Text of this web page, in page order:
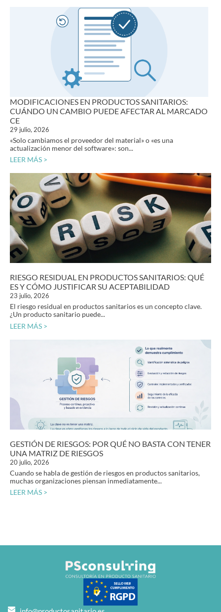
MODIFICACIONES EN PRODUCTOS SANITARIOS:
CUÁNDO UN CAMBIO PUEDE AFECTAR AL MARCADO
CE
29 julio, 2026
«Solo cambiamos el proveedor del material» o «es una
actualización menor del software»: son...
LEER MÁS >
RIESGO RESIDUAL EN PRODUCTOS SANITARIOS: QUÉ
ES Y CÓMO JUSTIFICAR SU ACEPTABILIDAD
23 julio, 2026
El riesgo residual en productos sanitarios es un concepto clave.
¿Un producto sanitario puede...
LEER MÁS >
GESTIÓN DE RIESGOS: POR QUÉ NO BASTA CON TENER
UNA MATRIZ DE RIESGOS
20 julio, 2026
Cuando se habla de gestión de riesgos en productos sanitarios,
muchas organizaciones piensan inmediatamente...
LEER MÁS >